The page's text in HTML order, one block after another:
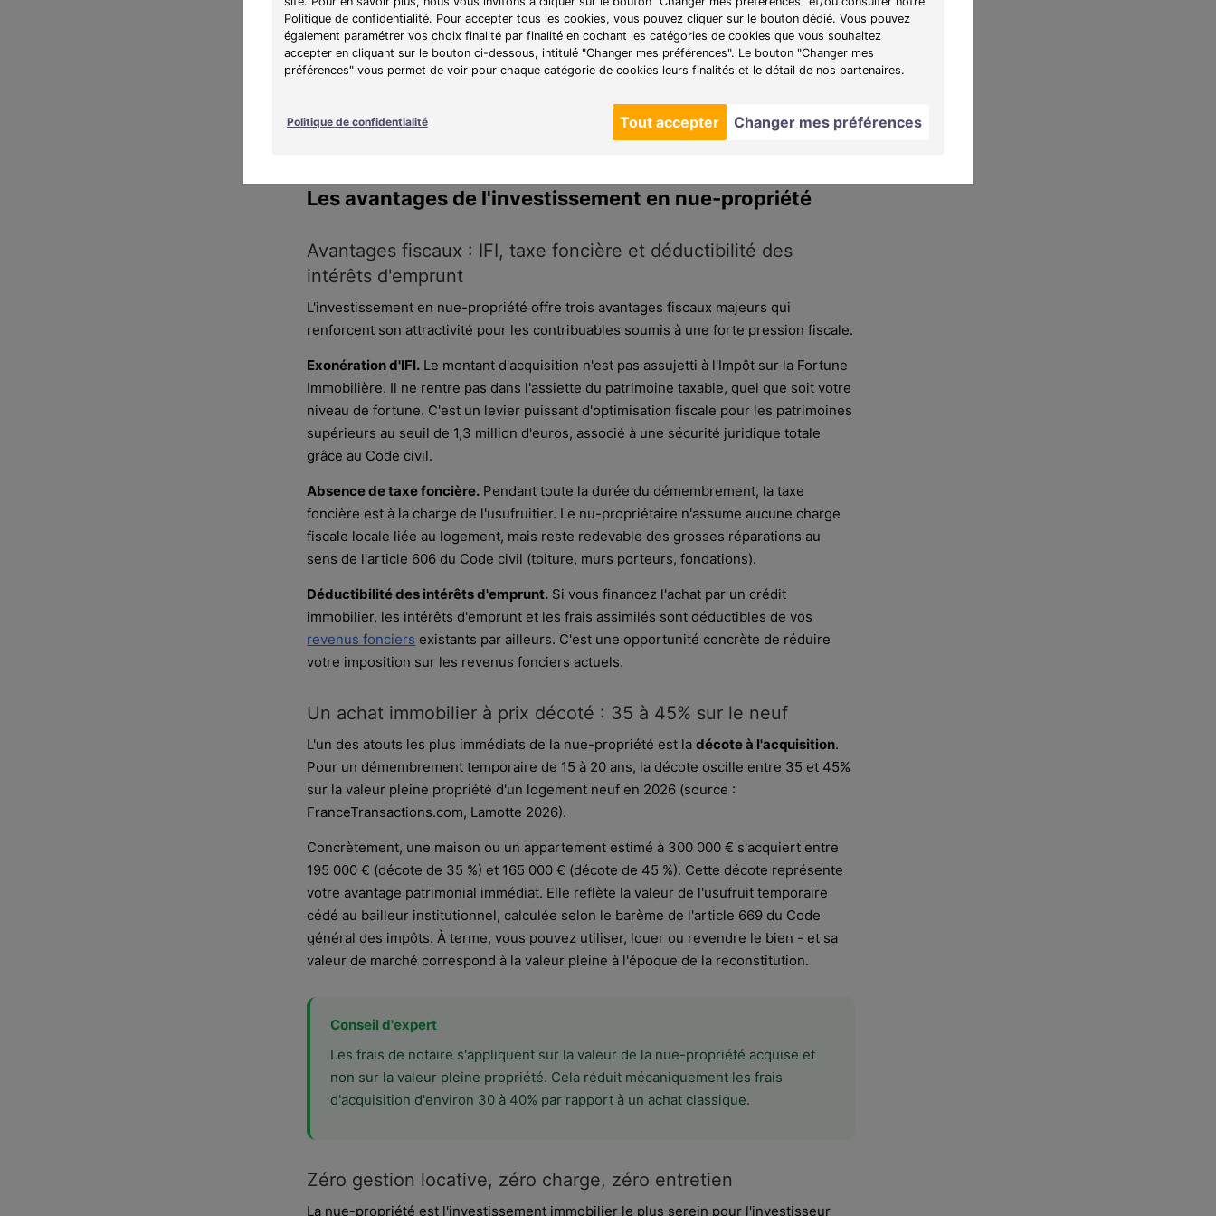
Politique de confidentialité. Pour accepter tous les cookies, vous pouvez cliquer sur le bouton dédié. Vous pouvez
également paramétrer vos choix finalité par finalité en cochant les catégories de cookies que vous souhaitez
accepter en cliquant sur le bouton ci-dessous, intitulé "Changer mes préférences". Le bouton "Changer mes
préférences" vous permet de voir pour chaque catégorie de cookies leurs finalités et le détail de nos partenaires.
Politique de confidentialité Tout accepter Changer mes préférences
L'usufruitierdétient le droit d'usage : il peut utiliser le logement ou en percevoir les
loyers. Il ne peut pas le vendre ni le détruire. Il prend en charge l'entretien courant.
Le titulaire de lapleine propriétéréunit les deux : il dispose du bien librement, peut
démembrement - une solution patrimoniale donnant accès à tous les droits sur le
Les avantages de l'investissement en nue-propriété
Avantages fiscaux : IFI, taxe foncière et déductibilité des
intérêts d'emprunt
L'investissement en nue-propriété offre trois avantages fiscaux majeurs qui
renforcent son attractivité pour les contribuables soumis à une forte pression fiscale.
Exonération d'IFI. Le montant d'acquisition n'est pas assujetti à l'Impôt sur la Fortune
Immobilière. Il ne rentre pas dans l'assiette du patrimoine taxable, quel que soit votre
niveau de fortune. C'est un levier puissant d'optimisation fiscale pour les patrimoines
supérieurs au seuil de 1,3 million d'euros, associé à une sécurité juridique totale
grâce au Code civil.
Absence de taxe foncière. Pendant toute la durée du démembrement, la taxe
foncière est à la charge de l'usufruitier. Le nu-propriétaire n'assume aucune charge
fiscale locale liée au logement, mais reste redevable des grosses réparations au
sens de l'article 606 du Code civil (toiture, murs porteurs, fondations).
Déductibilité des intérêts d'emprunt. Si vous financez l'achat par un crédit
immobilier, les intérêts d'emprunt et les frais assimilés sont déductibles de vos
revenus fonciers existants par ailleurs. C'est une opportunité concrète de réduire
votre imposition sur les revenus fonciers actuels.
Un achat immobilier à prix décoté : 35 à 45% sur le neuf
L'un des atouts les plus immédiats de la nue-propriété est ladécote à l'acquisition.
Pour un démembrement temporaire de 15 à 20 ans, la décote oscille entre 35 et 45%
sur la valeur pleine propriété d'un logement neuf en 2026 (source :
FranceTransactions.com, Lamotte 2026).
Concrètement, une maison ou un appartement estimé à 300 000 € s'acquiert entre
195 000 € (décote de 35 %) et 165 000 € (décote de 45 %). Cette décote représente
votre avantage patrimonial immédiat. Elle reflète la valeur de l'usufruit temporaire
cédé au bailleur institutionnel, calculée selon le barème de l'article 669 du Code
général des impôts. À terme, vous pouvez utiliser, louer ou revendre le bien - et sa
valeur de marché correspond à la valeur pleine à l'époque de la reconstitution.
Conseil d'expert
Les frais de notaire s'appliquent sur la valeur de la nue-propriété acquise et
non sur la valeur pleine propriété. Cela réduit mécaniquement les frais
d'acquisition d'environ 30 à 40% par rapport à un achat classique.
Zéro gestion locative, zéro charge, zéro entretien
La nue-propriété est l'investissement immobilier le plus serein pour l'investisseur